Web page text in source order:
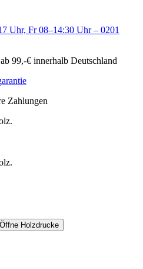
Uhr, Fr 08–14:30 Uhr – 0201
99,-€ innerhalb Deutschland
Zahlungen
Öffne Holzdrucke